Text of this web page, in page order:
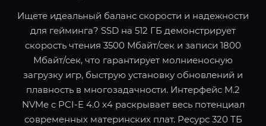
Ищете идеальный баланс скорости и надежности
для гейминга? SSD на 512 ГБ демонстрирует
скорость чтения 3500 Мбайт/сек и записи 1800
Мбайт/сек, что гарантирует молниеносную
загрузку игр, быструю установку обновлений и
плавность в многозадачности. Интерфейс M.2
NVMe с PCI-E 4.0 x4 раскрывает весь потенциал
современных материнских плат. Ресурс 320 ТБ